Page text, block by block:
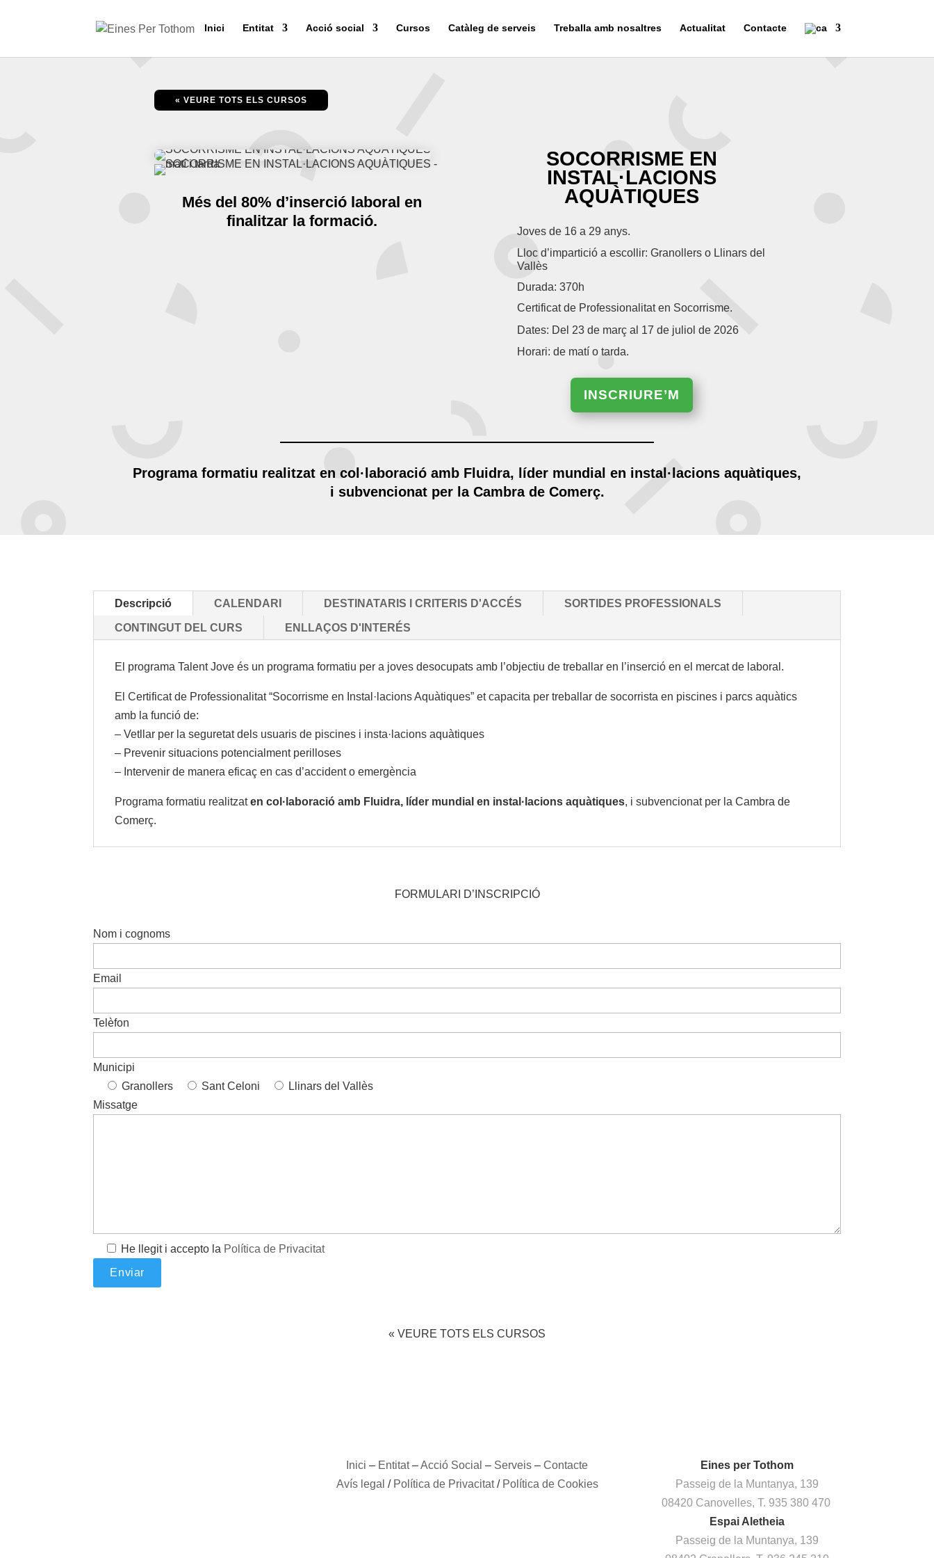
Inici Entitat Acció social Cursos Catàleg de serveis Treballa amb nosaltres Actualitat Contacte
« VEURE TOTS ELS CURSOS
Més del 80% d’inserció laboral en
finalitzar la formació.
SOCORRISME EN
INSTAL·LACIONS
AQUÀTIQUES
Joves de 16 a 29 anys.
Lloc d’impartició a escollir: Granollers o Llinars del
Vallès
Durada: 370h
Certificat de Professionalitat en Socorrisme.
Dates: Del 23 de març al 17 de juliol de 2026
Horari: de matí o tarda.
INSCRIURE’M
Programa formatiu realitzat en col·laboració amb Fluidra, líder mundial en instal·lacions aquàtiques,
i subvencionat per la Cambra de Comerç.
Descripció CALENDARI DESTINATARIS I CRITERIS D'ACCÉS SORTIDES PROFESSIONALS
CONTINGUT DEL CURS ENLLAÇOS D'INTERÉS
El programa Talent Jove és un programa formatiu per a joves desocupats amb l’objectiu de treballar en l’inserció en el mercat de laboral.
El Certificat de Professionalitat “Socorrisme en Instal·lacions Aquàtiques” et capacita per treballar de socorrista en piscines i parcs aquàtics
amb la funció de:
– Vetllar per la seguretat dels usuaris de piscines i insta·lacions aquàtiques
– Prevenir situacions potencialment perilloses
– Intervenir de manera eficaç en cas d’accident o emergència
Programa formatiu realitzaten col·laboració amb Fluidra, líder mundial en instal·lacions aquàtiques, i subvencionat per la Cambra de
Comerç.
FORMULARI D’INSCRIPCIÓ
Nom i cognoms
Email
Telèfon
Municipi
Granollers
Sant Celoni
Llinars del Vallès
Missatge
He llegit i accepto la Política de Privacitat
« VEURE TOTS ELS CURSOS
Inici – Entitat–Acció Social – Serveis – Contacte
Avís legal / Política de Privacitat/ Política de Cookies
Eines per Tothom
Passeig de la Muntanya, 139
08420 Canovelles, T. 935 380 470
Espai Aletheia
Passeig de la Muntanya, 139